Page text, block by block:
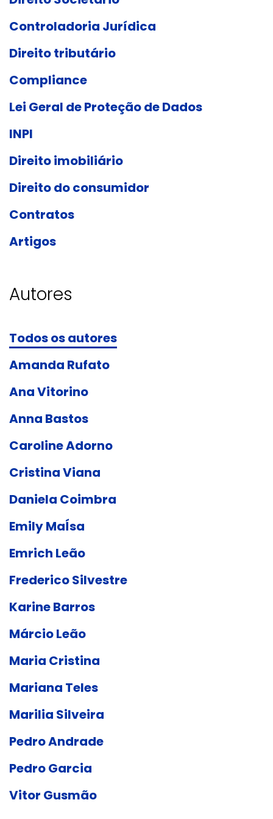
Controladoria Jurídica
Direito tributário
Compliance
Lei Geral de Proteção de Dados
INPI
Direito imobiliário
Direito do consumidor
Contratos
Artigos
Autores
Todos os autores
Amanda Rufato
Ana Vitorino
Anna Bastos
Caroline Adorno
Cristina Viana
Daniela Coimbra
Emily MaÍsa
Emrich Leão
Frederico Silvestre
Karine Barros
Márcio Leão
Maria Cristina
Mariana Teles
Marilia Silveira
Pedro Andrade
Pedro Garcia
Vitor Gusmão